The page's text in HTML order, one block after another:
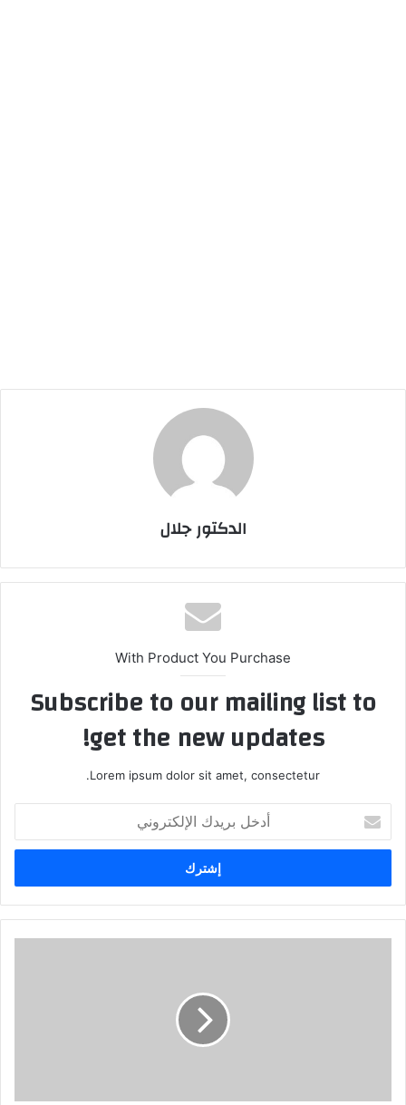
الدكتور جلال
With Product You Purchase
Subscribe to our mailing list to
get the new updates!
Lorem ipsum dolor sit amet, consectetur.
بريدك
الإلكتروني